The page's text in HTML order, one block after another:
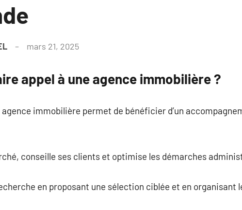
mars 21, 2025
appel à une agence immobilière ?
agence immobilière permet de bénéficier d’un
conseille ses clients et optimise les démarches
en proposant une sélection ciblée et en organisant